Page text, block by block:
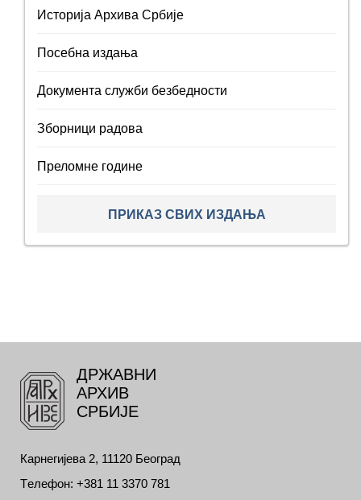
Историја Архива Србије
Посебна издања
Документа служби безбедности
Зборници радова
Преломне године
ПРИКАЗ СВИХ ИЗДАЊА
ДРЖАВНИ
АРХИВ
СРБИЈЕ
Карнегијева 2, 11120 Београд
Tелефон: +381 11 3370 781